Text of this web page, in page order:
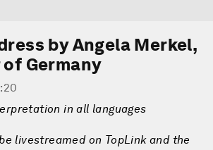
by Angela Merkel,
Germany
in all languages
livestreamed on TopLink and the